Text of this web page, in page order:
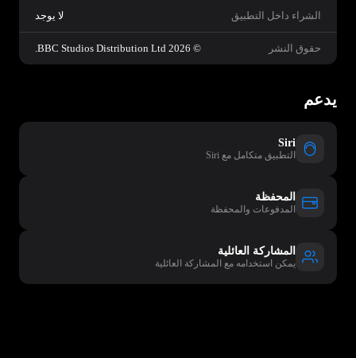
الشراء داخل التطبيق لا يوجد
حقوق النشر © 2026 BBC Studios Distribution Ltd.‏
يدعم
Siri
التطبيق متكامل مع Siri
المحفظة
المدفوعات والمحفظة
المشاركة العائلية
يمكن استخدامه مع المشاركة العائلية